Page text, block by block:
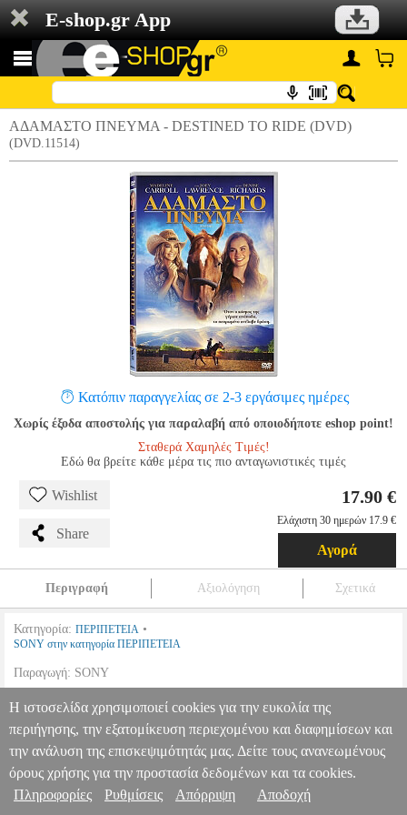
E-shop.gr App
ΑΔΑΜΑΣΤΟ ΠΝΕΥΜΑ - DESTINED TO RIDE (DVD)
(DVD.11514)
Κατόπιν παραγγελίας σε 2-3 εργάσιμες ημέρες
Χωρίς έξοδα αποστολής για παραλαβή από οποιοδήποτε eshop point!
Σταθερά Χαμηλές Τιμές!
Εδώ θα βρείτε κάθε μέρα τις πιο ανταγωνιστικές τιμές
Wishlist
Share
17.90 €
Ελάχιστη 30 ημερών 17.9 €
Αγορά
Περιγραφή Αξιολόγηση Σχετικά
Κατηγορία: ΠΕΡΙΠΕΤΕΙΑ •
SONY στην κατηγορία ΠΕΡΙΠΕΤΕΙΑ
Παραγωγή: SONY
ΑΔΑΜΑΣΤΟ ΠΝΕΥΜΑ - DESTINED TO RIDE (DVD)
DVD.11514 SONY ΠΕΡΙΠΕΤΕΙΑ
ΠΕΡΙΠΕΤΕΙΑ •SONY στην κατηγορία ΠΕΡΙΠΕΤΕΙΑ Παραγωγή:
SONYΑΔΑΜΑΣΤΟ ΠΝΕΥΜΑ - DESTINED TO RIDE (DVD)
17.90
Πληροφορίες & Υπηρεσίες >
Η ιστοσελίδα χρησιμοποιεί cookies για την ευκολία της
περιήγησης, την εξατομίκευση περιεχομένου και διαφημίσεων και
την ανάλυση της επισκεψιμότητάς μας. Δείτε τους ανανεωμένους
όρους χρήσης για την προστασία δεδομένων και τα cookies.
Πληροφορίες
Ρυθμίσεις Απόρριψη Αποδοχή